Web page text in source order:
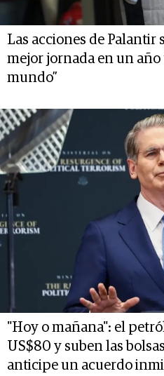
Las acciones de Palantir
mejor jornada en un año
mundo”
"Hoy o mañana": el
US$80 y suben las
anticipe un acuerdo